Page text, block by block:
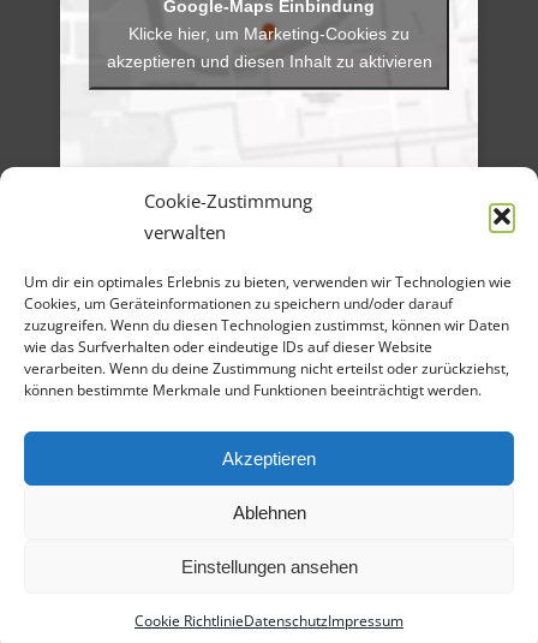
Cookie-Zustimmung
verwalten
Um dir ein optimales Erlebnis zu bieten, verwenden wir Technologien wie
Cookies, um Geräteinformationen zu speichern und/oder darauf
zuzugreifen. Wenn du diesen Technologien zustimmst, können wir Daten
wie das Surfverhalten oder eindeutige IDs auf dieser Website
verarbeiten. Wenn du deine Zustimmung nicht erteilst oder zurückziehst,
können bestimmte Merkmale und Funktionen beeinträchtigt werden.
Akzeptieren
Ablehnen
Einstellungen ansehen
Cookie RichtlinieDatenschutzImpressum
Klicke hier, um Marketing-Cookies zu
akzeptieren und diesen Inhalt zu aktivieren
Artikel-Archiv
Veranstaltungen
Angebote
Bilder-Galerien
Material
Spenden
Kontakt
Datenschutz